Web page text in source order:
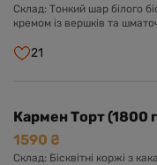
Склад: Тонкий шар білого
кремом із вершків та
кремом із вершків та
21
Кармен Торт (1800
1590 ₴
Склад: Бісквітні коржі з